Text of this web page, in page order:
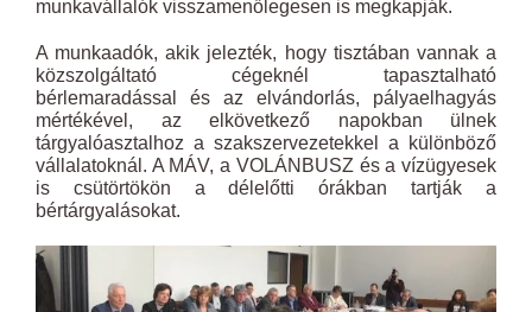
munkavállalók visszamenőlegesen is megkapják.
A munkaadók, akik jelezték, hogy tisztában vannak a
közszolgáltató cégeknél tapasztalható
bérlemaradással és az elvándorlás, pályaelhagyás
mértékével, az elkövetkező napokban ülnek
tárgyalóasztalhoz a szakszervezetekkel a különböző
vállalatoknál. A MÁV, a VOLÁNBUSZ és a vízügyesek
is csütörtökön a délelőtti órákban tartják a
bértárgyalásokat.